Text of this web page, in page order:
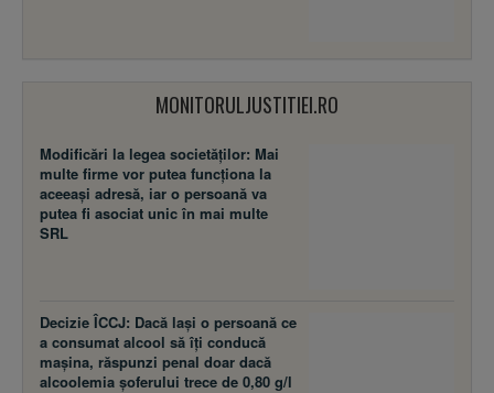
MONITORULJUSTITIEI.RO
Modificări la legea societăţilor: Mai
multe firme vor putea funcţiona la
aceeaşi adresă, iar o persoană va
putea fi asociat unic în mai multe
SRL
Decizie ÎCCJ: Dacă laşi o persoană ce
a consumat alcool să îţi conducă
maşina, răspunzi penal doar dacă
alcoolemia şoferului trece de 0,80 g/l